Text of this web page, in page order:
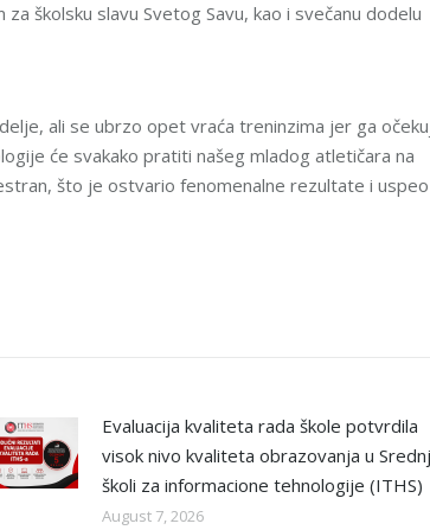
školsku slavu Svetog Savu, kao i svečanu dodelu
ali se ubrzo opet vraća treninzima jer ga
će svakako pratiti našeg mladog atletičara na
što je ostvario fenomenalne rezultate i uspeo
Evaluacija kvaliteta rada škole potvrdila
visok nivo kvaliteta obrazovanja u
školi za informacione tehnologije (ITHS)
August 7, 2026